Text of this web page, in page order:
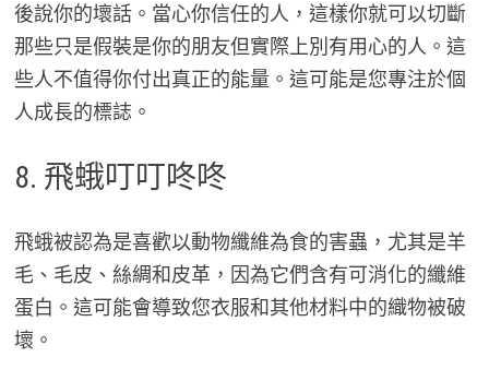
後說你的壞話。當心你信任的人，這樣你就可以切斷
那些只是假裝是你的朋友但實際上別有用心的人。這
些人不值得你付出真正的能量。這可能是您專注於個
人成長的標誌。
8. 飛蛾叮叮咚咚
飛蛾被認為是喜歡以動物纖維為食的害蟲，尤其是羊
毛、毛皮、絲綢和皮革，因為它們含有可消化的纖維
蛋白。這可能會導致您衣服和其他材料中的織物被破
壞。